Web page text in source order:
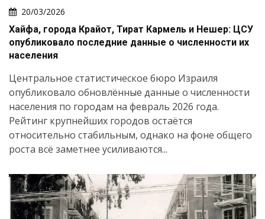
20/03/2026
Хайфа, города Крайот, Тират Кармель и Нешер: ЦСУ
опубликовало последние данные о численности их
населения
Центральное статистическое бюро Израиля
опубликовало обновлённые данные о численности
населения по городам на февраль 2026 года.
Рейтинг крупнейших городов остаётся
относительно стабильным, однако на фоне общего
роста всё заметнее усиливаются...